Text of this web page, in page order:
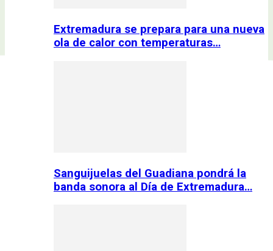
Extremadura se prepara para una nueva
ola de calor con temperaturas…
Sanguijuelas del Guadiana pondrá la
banda sonora al Día de Extremadura…